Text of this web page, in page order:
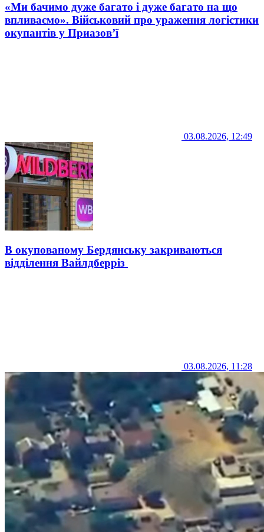
«Ми бачимо дуже багато і дуже багато на що
впливаємо». Військовий про ураження логістики
окупантів у Приазов’ї
03.08.2026, 12:49
В окупованому Бердянську закриваються
відділення Вайлдберріз
03.08.2026, 11:28